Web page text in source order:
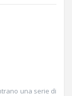
una serie di